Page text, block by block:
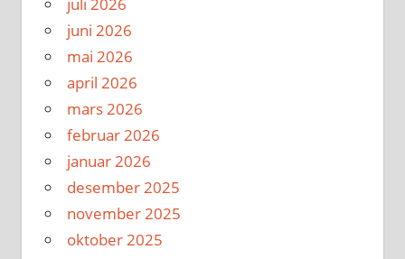
juli 2026
juni 2026
mai 2026
april 2026
mars 2026
februar 2026
januar 2026
desember 2025
november 2025
oktober 2025